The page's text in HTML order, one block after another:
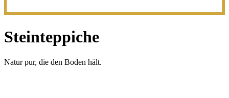
Steinteppiche
Natur pur, die den Boden hält.